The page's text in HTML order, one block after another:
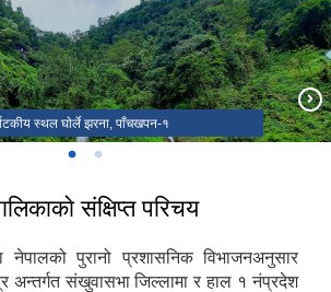
स्थल घाेर्ले झरना, पाँचखपन-१
संक्षिप्त परिचय
नेपालको पुरानो प्रशासनिक विभाजनअनुसार
अन्तर्गत संखुवासभा जिल्लामा र हाल १ नंप्रदेश